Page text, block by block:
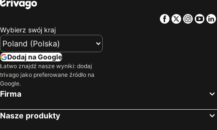
Dolina Kościeliska
Plaża Polańczyk
Pustynia Błędowska
Atlas Arena Hala widowiskowo-sportowa
Stadion Śląski
Szwajcaria Bałtowska
Praga Południe
Rynek Główny
Wola
Ośrodek Narciarski Jaworzyna Krynicka
Facebook
Twitter
Wybierz swój kraj
Dodaj na Google
Łatwo znajdź nasze wyniki: dodaj
trivago jako preferowane źródło na
Google.
Firma
Nasze produkty